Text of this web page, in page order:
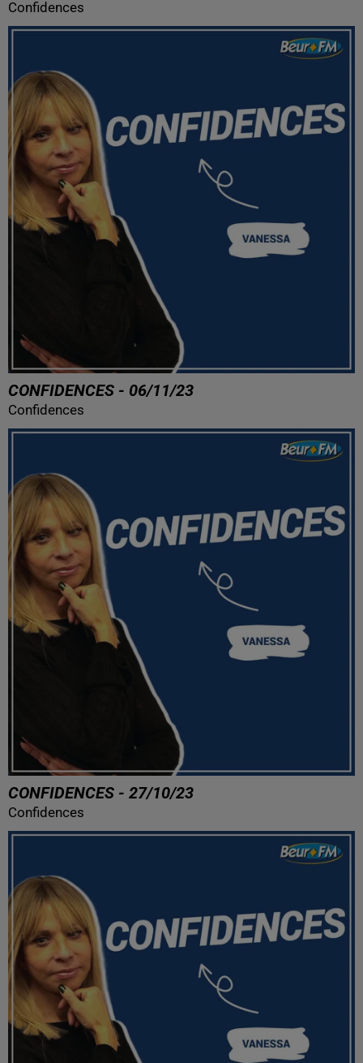
Confidences
CONFIDENCES - 06/11/23
Confidences
CONFIDENCES - 27/10/23
Confidences